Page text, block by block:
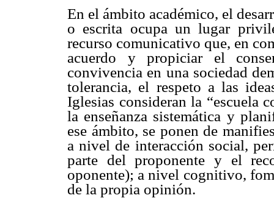
En el ámbito académico, el
o escrita ocupa un lugar
recurso comunicativo que, en
acuerdo y propiciar el
convivencia en una sociedad
tolerancia, el respeto a las
Iglesias consideran la “escuela
la enseñanza sistemática y
ese ámbito, se ponen de
a nivel de interacción social,
parte del proponente y el
oponente); a nivel cognitivo,
de la propia opinión.